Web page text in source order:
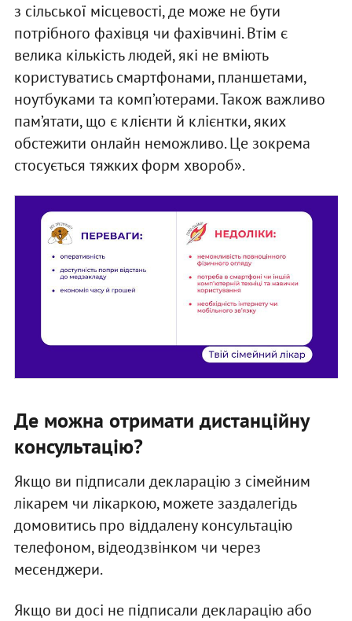
з сільської місцевості, де може не бути
потрібного фахівця чи фахівчині. Втім є
велика кількість людей, які не вміють
користуватись смартфонами, планшетами,
ноутбуками та комп’ютерами. Також важливо
пам’ятати, що є клієнти й клієнтки, яких
обстежити онлайн неможливо. Це зокрема
стосується тяжких форм хвороб».
Де можна отримати дистанційну
консультацію?
Якщо ви підписали декларацію з сімейним
лікарем чи лікаркою, можете заздалегідь
домовитись про віддалену консультацію
телефоном, відеодзвінком чи через
месенджери.
Якщо ви досі не підписали декларацію або